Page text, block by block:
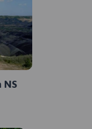
NS